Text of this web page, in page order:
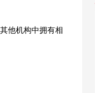
他机构中拥有相